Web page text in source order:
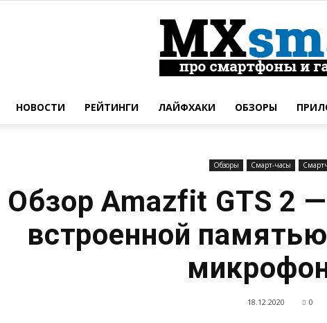
и
НОВОСТИ РЕЙТИНГИ ЛАЙФХАКИ ОБЗОРЫ
Обзоры Смарт-часы
Обзор Amazfit GTS 2
встроенной
18.12.2020 0